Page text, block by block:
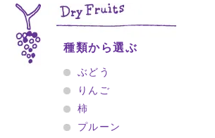
種類から選ぶ
ぶどう
りんご
柿
プルーン